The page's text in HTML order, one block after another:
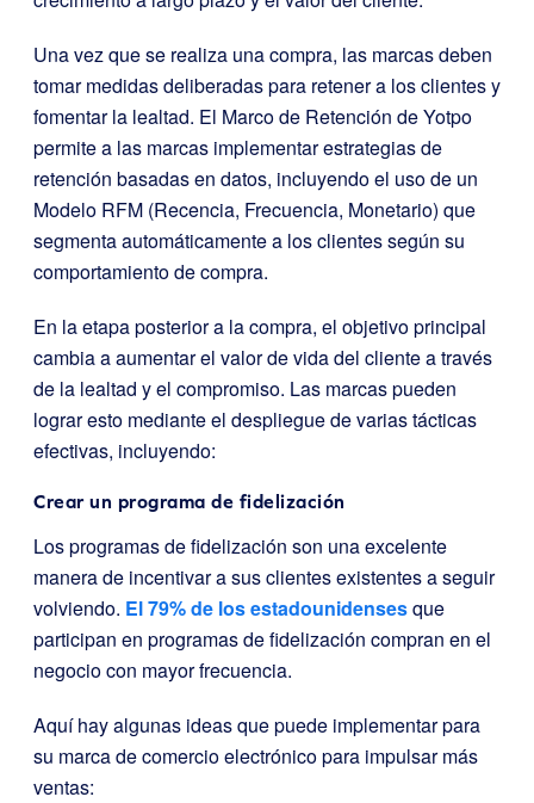
Una vez que se realiza una compra, las marcas deben
tomar medidas deliberadas para retener a los clientes y
fomentar la lealtad. El Marco de Retención de Yotpo
permite a las marcas implementar estrategias de
retención basadas en datos, incluyendo el uso de un
Modelo RFM (Recencia, Frecuencia, Monetario) que
segmenta automáticamente a los clientes según su
comportamiento de compra.
En la etapa posterior a la compra, el objetivo principal
cambia a aumentar el valor de vida del cliente a través
de la lealtad y el compromiso. Las marcas pueden
lograr esto mediante el despliegue de varias tácticas
efectivas, incluyendo:
Crear un programa de fidelización
Los programas de fidelización son una excelente
manera de incentivar a sus clientes existentes a seguir
volviendo. El 79% de los estadounidensesque
participan en programas de fidelización compran en el
negocio con mayor frecuencia.
Aquí hay algunas ideas que puede implementar para
su marca de comercio electrónico para impulsar más
ventas: